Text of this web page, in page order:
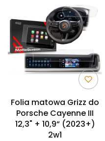
Folia matowa Grizz do
Porsche Cayenne III
12,3" + 10,9“ (2023+)
2w1